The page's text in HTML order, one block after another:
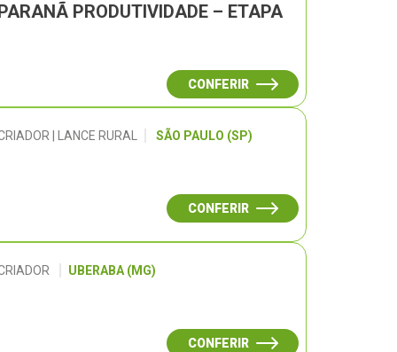
PRODUTIVIDADE – ETAPA
CONFERIR
| LANCE RURAL SÃO PAULO (SP)
CONFERIR
UBERABA (MG)
CONFERIR